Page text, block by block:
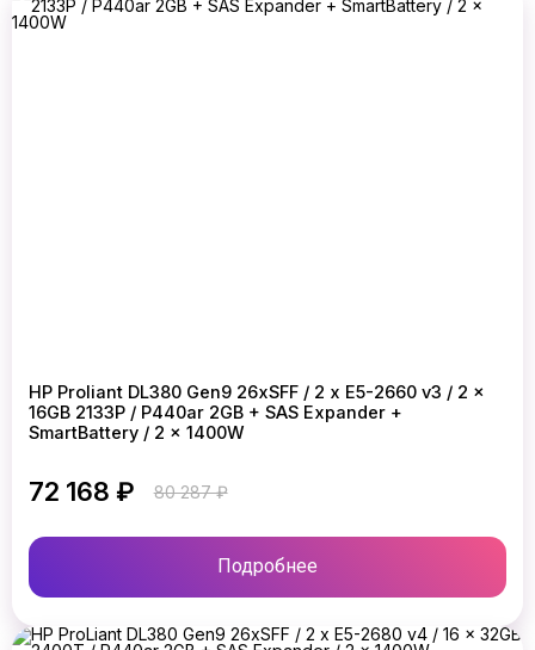
HP Proliant DL380 Gen9 26xSFF / 2 x E5-2660 v3 / 2 x
16GB 2133P / P440ar 2GB + SAS Expander +
SmartBattery / 2 x 1400W
72 168 ₽ 80 287 ₽
Подробнее